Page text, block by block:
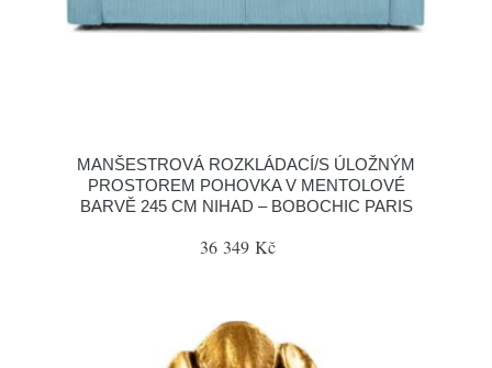
MANŠESTROVÁ ROZKLÁDACÍ/S ÚLOŽNÝM
PROSTOREM POHOVKA V MENTOLOVÉ
BARVĚ 245 CM NIHAD – BOBOCHIC PARIS
36 349 Kč